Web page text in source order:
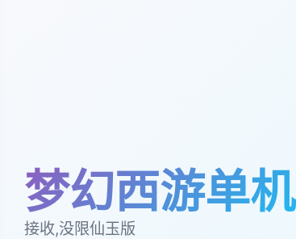
梦幻西游单机
接收,没限仙玉版